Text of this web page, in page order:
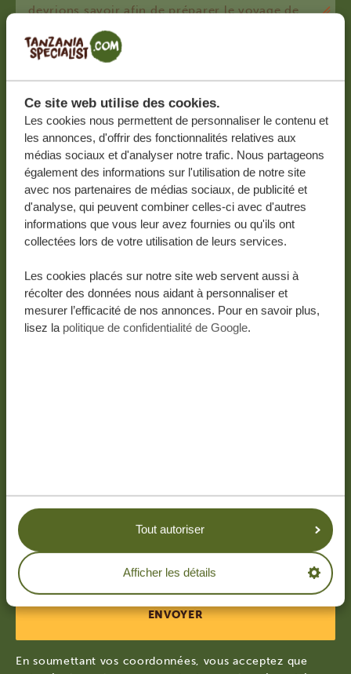
Ce site web utilise des cookies.
Les cookies nous permettent de personnaliser le contenu et
les annonces, d'offrir des fonctionnalités relatives aux
médias sociaux et d'analyser notre trafic. Nous partageons
également des informations sur l'utilisation de notre site
avec nos partenaires de médias sociaux, de publicité et
d'analyse, qui peuvent combiner celles-ci avec d'autres
informations que vous leur avez fournies ou qu'ils ont
collectées lors de votre utilisation de leurs services.
Les cookies placés sur notre site web servent aussi à
récolter des données nous aidant à personnaliser et
mesurer l’efficacité de nos annonces. Pour en savoir plus,
lisez la politique de confidentialité de Google.
Tout autoriser
Afficher les détails
VOS COORDONNÉES
Prénom
Nom de famille
Numéro de téléphone *
J'accepte de recevoir la newsletter avec des
En soumettant vos coordonnées, vous acceptez que